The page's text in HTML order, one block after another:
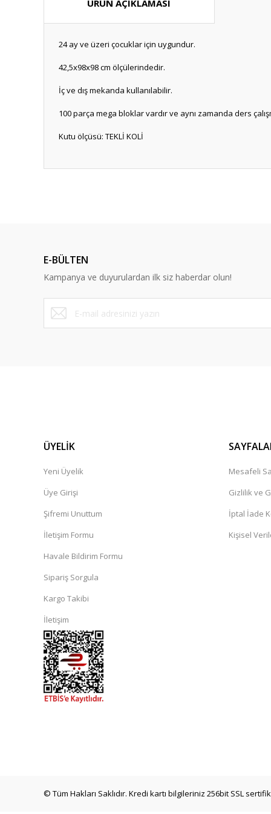
ÜRÜN AÇIKLAMASI
24 ay ve üzeri çocuklar için uygundur.
42,5x98x98 cm ölçülerindedir.
İç ve dış mekanda kullanılabilir.
100 parça mega bloklar vardır ve aynı zamanda ders
Kutu ölçüsü: TEKLİ KOLİ
Ürün bilgilerinde hatalar bulunuyor.
Ürün fiyatı diğer sitelerden daha pahalı.
Bu ürüne benzer farklı alternatifler olmalı.
E-BÜLTEN
Kampanya ve duyurulardan ilk siz haberdar olun!
ÜYELİK
Yeni Üyelik
Üye Girişi
Şifremi Unuttum
İletişim Formu
Havale Bildirim Formu
Sipariş Sorgula
Kargo Takibi
İletişim
Mesafeli
Gizlilik ve
İptal İade
Kişisel
© Tüm Hakları Saklıdır. Kredi kartı bilgileriniz 256bit SSL